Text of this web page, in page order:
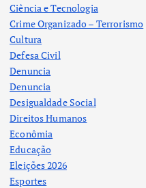
Ciência e Tecnologia
Crime Organizado – Terrorismo
Cultura
Defesa Civil
Denuncia
Denuncia
Desigualdade Social
Direitos Humanos
Econômia
Educação
Eleições 2026
Esportes